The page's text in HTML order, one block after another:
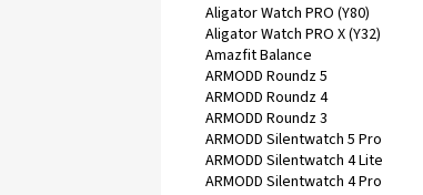
Aligator Watch PRO (Y80)
Aligator Watch PRO X (Y32)
Amazfit Balance
ARMODD Roundz 5
ARMODD Roundz 4
ARMODD Roundz 3
ARMODD Silentwatch 5 Pro
ARMODD Silentwatch 4 Lite
ARMODD Silentwatch 4 Pro